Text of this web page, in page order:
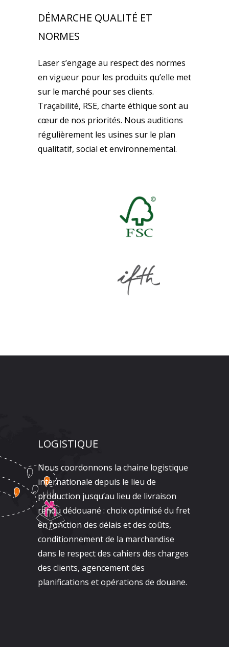
DÉMARCHE QUALITÉ ET
NORMES
Laser s’engage au respect des normes
en vigueur pour les produits qu’elle met
sur le marché pour ses clients.
Traçabilité, RSE, charte éthique sont au
cœur de nos priorités. Nous auditions
régulièrement les usines sur le plan
qualitatif, social et environnemental.
LOGISTIQUE
Nous coordonnons la chaine logistique
internationale depuis le lieu de
production jusqu’au lieu de livraison
rendu dédouané : choix optimisé du fret
en fonction des délais et des coûts,
conditionnement de la marchandise
dans le respect des cahiers des charges
des clients, agencement des
planifications et opérations de douane.